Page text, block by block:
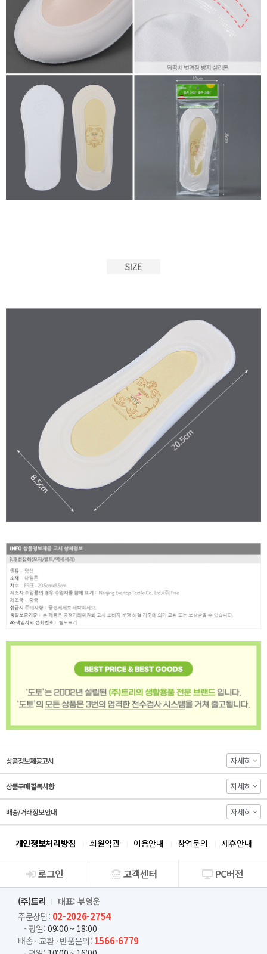
상품정보제공고시 자세히
상품구매 필독사항 자세히
배송/거래정보 안내 자세히
개인정보처리방침 회원약관 이용안내 창업문의 제휴안내
회사소개
로그인 고객센터 PC버전
(주)트리
대표: 부영운
주문상담: 02-2026-2754
- 평일: 09:00 ~ 18:00
배송 · 교환 · 반품문의: 1566-6779